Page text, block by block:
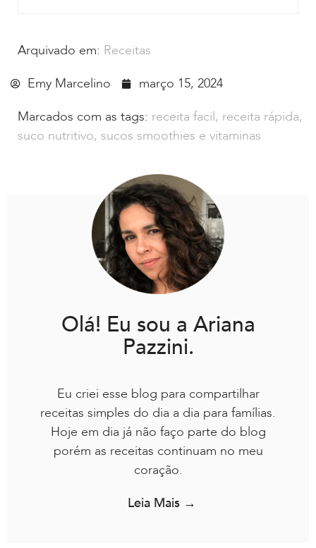
Arquivado em: Receitas
Emy Marcelino
março 15, 2024
Marcados com as tags: receita facil, receita rápida,
suco nutritivo, sucos smoothies e vitaminas
Olá! Eu sou a Ariana
Pazzini.
Eu criei esse blog para compartilhar
receitas simples do dia a dia para famílias.
Hoje em dia já não faço parte do blog
porém as receitas continuam no meu
coração.
Leia Mais →